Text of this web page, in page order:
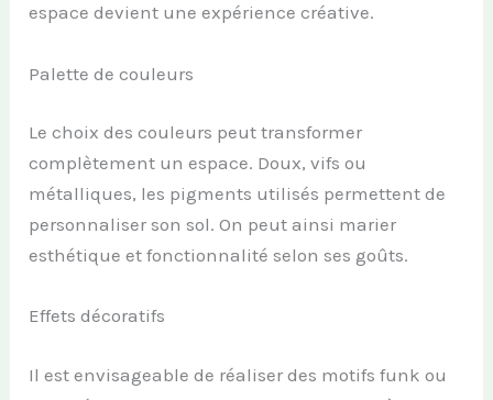
espace devient une expérience créative.
Palette de couleurs
Le choix des couleurs peut transformer
complètement un espace. Doux, vifs ou
métalliques, les pigments utilisés permettent de
personnaliser son sol. On peut ainsi marier
esthétique et fonctionnalité selon ses goûts.
Effets décoratifs
Il est envisageable de réaliser des motifs funk ou